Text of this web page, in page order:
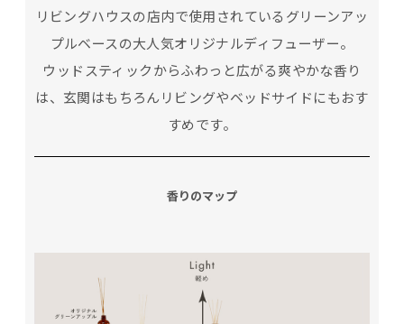
リビングハウスの店内で使用されているグリーンアッ
プルベースの大人気オリジナルディフューザー。
ウッドスティックからふわっと広がる爽やかな香り
は、玄関はもちろんリビングやベッドサイドにもおす
すめです。
香りのマップ